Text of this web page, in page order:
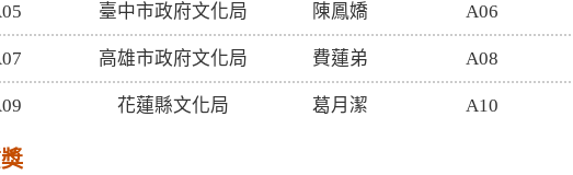
臺中市政府文化局 陳鳳嬌 A06
高雄市政府文化局 費蓮弟 A08
花蓮縣文化局 葛月潔 A10